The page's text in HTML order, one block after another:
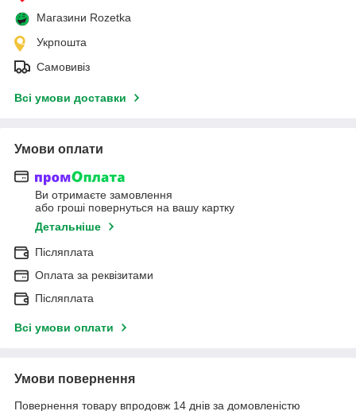
Магазини Rozetka
Укрпошта
Самовивіз
Всі умови доставки
Умови оплати
Ви отримаєте замовлення
або гроші повернуться на вашу картку
Детальніше
Післяплата
Оплата за реквізитами
Післяплата
Всі умови оплати
Умови повернення
Повернення товару впродовж 14 днів за домовленістю